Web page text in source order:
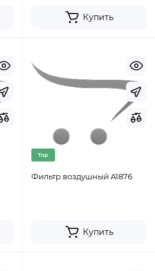
Купить
Top
Фильтр воздушный A1876
Купить